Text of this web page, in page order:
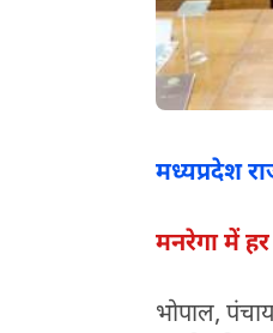
मध्यप्रदेश
मनरेगा में हर
भोपाल,